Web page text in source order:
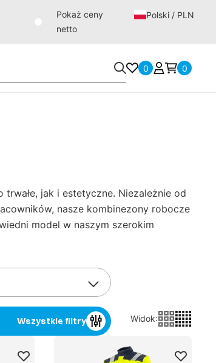
Pokaż ceny
netto
Polski / PLN
0 0
jak i estetyczne. Niezależnie od
nasze kombinezony robocze
model w naszym szerokim
Wszystkie filtry Widok: